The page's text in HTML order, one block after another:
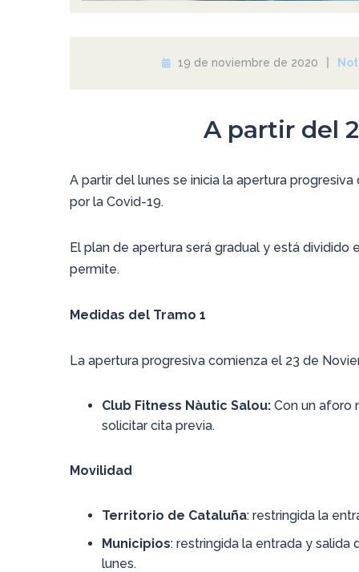
19 de noviembre de 2020
A partir del
A partir del lunes se inicia la apertura
por la Covid-19.
El plan de apertura será gradual y está dividido
permite.
Medidas del Tramo 1
La apertura progresiva comienza el 23 de
Club Fitness Nàutic Salou: Con un aforo
solicitar cita previa.
Movilidad
Territorio de Cataluña: restringida la
Municipios: restringida la entrada y salida
lunes.